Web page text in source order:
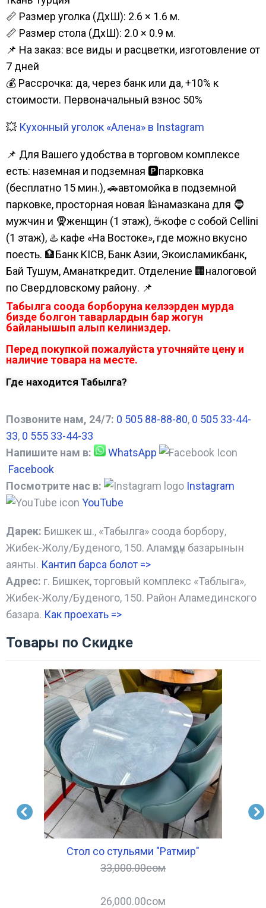
📏 Размер уголка (ДхШ): 2.6 × 1.6 м.
📏 Размер стола (ДхШ): 2.0 × 0.9 м.
📌 На заказ: все виды и расцветки, изготовление от
7 дней
💰 Рассрочка: да, через банк или да, +10% к
стоимости. Первоначальный взнос 50%
💥 Кухонный уголок «Алена» в Instagram
📌 Для Вашего удобства в торговом комплексе
есть: наземная и подземная 🅿парковка
(бесплатно 15 мин.), 🚗автомойка в подземной
парковке, просторная новая 🕌намазкана для 🧔
мужчин и 🧕женщин (1 этаж), ☕кофе с собой Cellini
(1 этаж), ♨️ кафе «На Востоке», где можно вкусно
поесть. 🏦Банк KICB, Банк Азии, Экоисламикбанк,
Бай Тушум, Аманаткредит. Отделение 🏢налоговой
по Свердловскому району. 📌
Табылга соода борборуна келээрден мурда
бизде болгон таварлардын бар жогун
байланышып алып келиниздер.
Перед покупкой пожалуйста уточняйте цену и
наличие товара на месте.
Где находится Табылга?
Позвоните нам, 24/7: 0 505 88-88-80, 0 505 33-44-
33, 0 555 33-44-33
Напишите нам в:
WhatsApp
Facebook
Посмотрите нас в:
Instagram
YouTube
Дарек: Бишкек ш., «Табылга» соода борбору,
Жибек-Жолу/Буденого, 150. Аламүдүн базарынын
аянты. Кантип барса болот =>
Адрес: г. Бишкек, торговый комплекс «Таблыга»,
Жибек-Жолу/Буденого, 150. Район Аламединского
базара. Как проехать =>
Товары по Скидке
Стол со стульями "Ратмир"
33,000.00сом
26,000.00сом